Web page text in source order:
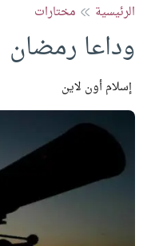
الرئيسية مختارات
وداعا رمضان
إسلام أون لاين